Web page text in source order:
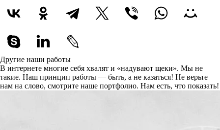
Другие наши работы
В интернете многие себя хвалят и «надувают щеки». Мы не
такие. Наш принцип работы — быть, а не казаться! Не верьте
нам на слово, смотрите наше портфолио. Нам есть, что показать!